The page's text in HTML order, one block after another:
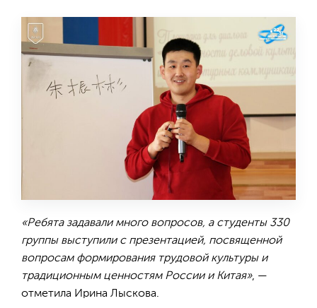
«Ребята задавали много вопросов, а студенты 330
группы выступили с презентацией, посвященной
вопросам формирования трудовой культуры и
традиционным ценностям России и Китая», —
отметила Ирина Лыскова.